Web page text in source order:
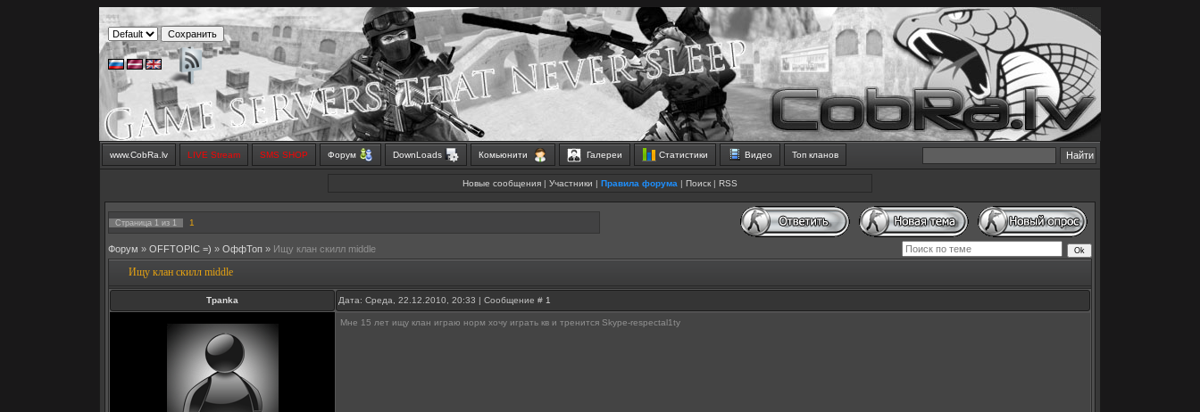
www.CobRa.lv LIVE Stream SMS SHOP Форум DownLoads Комьюнити Галереи Статистики Видео Топ кланов
Новые сообщения | Участники | Правила форума | Поиск | RSS
Страница 1 из 1 1
Форум » OFFTOPIC =) » OффТоп » Ищу клан скилл middle
Ищу клан скилл middle
Tpanka Дата: Среда, 22.12.2010, 20:33 | Сообщение # 1
Мне 15 лет ищу клан играю норм хочу играть кв и тренится Skype-respectal1ty